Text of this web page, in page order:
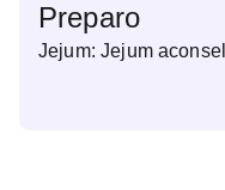
Preparo
Jejum: Jejum